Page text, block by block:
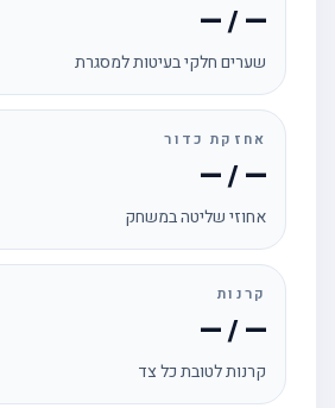
— / —
שערים חלקי בעיטות למסגרת
אחזקת כדור
— / —
אחוזי שליטה במשחק
קרנות
— / —
קרנות לטובת כל צד